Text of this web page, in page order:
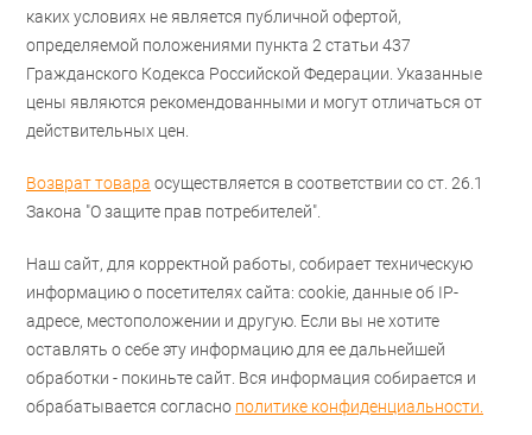
каких условиях не является публичной офертой,
определяемой положениями пункта 2 статьи 437
Гражданского Кодекса Российской Федерации. Указанные
цены являются рекомендованными и могут отличаться от
действительных цен.
Возврат товара осуществляется в соответствии со ст. 26.1
Закона "О защите прав потребителей".
Наш сайт, для корректной работы, собирает техническую
информацию о посетителях сайта: cookie, данные об IP-
адресе, местоположении и другую. Если вы не хотите
оставлять о себе эту информацию для ее дальнейшей
обработки - покиньте сайт. Вся информация собирается и
обрабатывается согласно политике конфиденциальности.